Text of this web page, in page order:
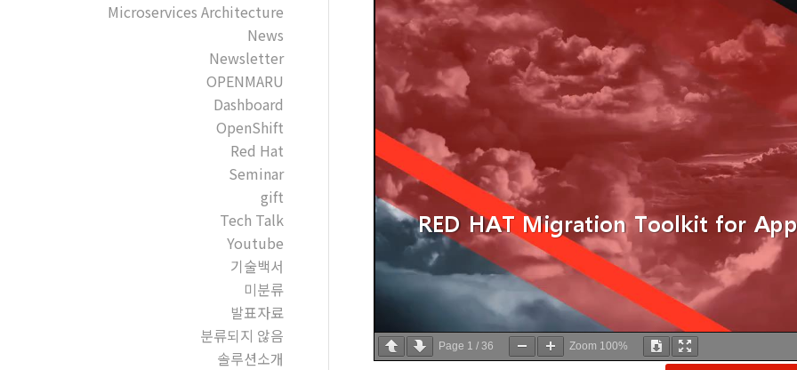
Page 1 / 36 Zoom 100%
Microservices Architecture
News
Newsletter
OPENMARU
Dashboard
OpenShift
Red Hat
Seminar
gift
Tech Talk
Youtube
기술백서
미분류
발표자료
분류되지 않음
솔루션소개